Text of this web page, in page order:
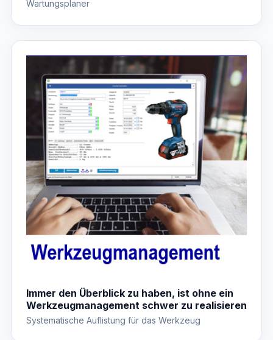
Wartungsplaner
Immer den Überblick zu haben, ist ohne ein
Werkzeugmanagement schwer zu realisieren
Systematische Auflistung für das Werkzeug